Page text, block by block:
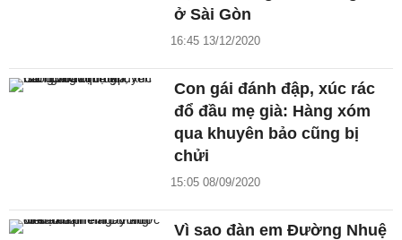
ở Sài Gòn
16:45 13/12/2020
Con gái đánh đập, xúc rác
đổ đầu mẹ già: Hàng xóm
qua khuyên bảo cũng bị
chửi
15:05 08/09/2020
Vì sao đàn em Đường Nhuệ